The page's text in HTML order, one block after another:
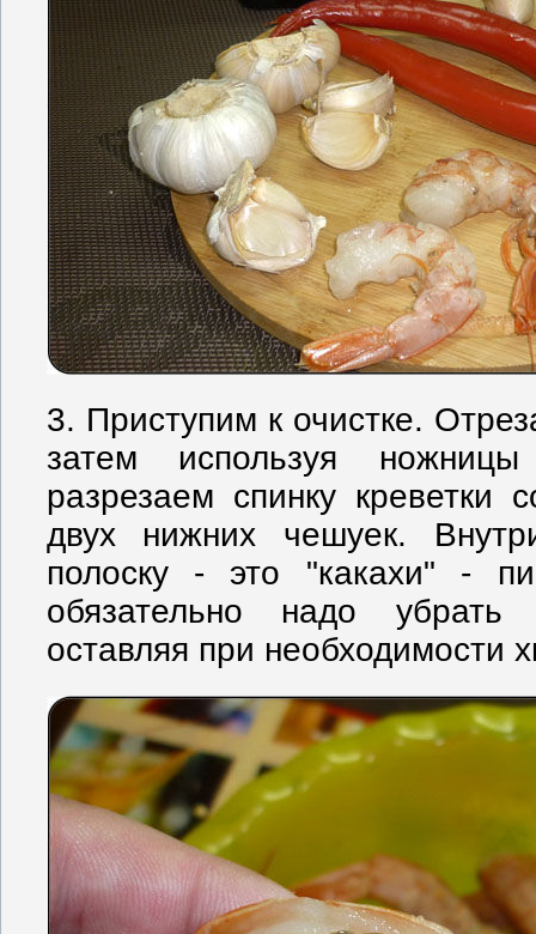
3. Приступим к очистке.
затем используя
разрезаем спинку креветки
двух нижних чешуек.
полоску - это "какахи" -
обязательно надо
оставляя при необходимости